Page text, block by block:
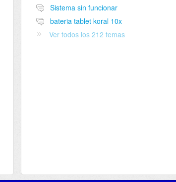
Sistema sin funcionar
bateria tablet koral 10x
Ver todos los 212 temas